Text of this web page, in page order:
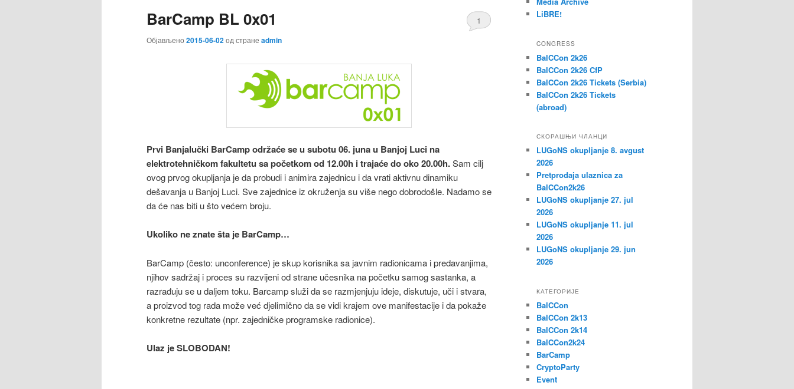
BarCamp BL 0x01
Објављено 2015-06-02од стране admin
1
Prvi Banjalučki BarCamp održaće se u subotu 06. juna u Banjoj Luci na
elektrotehničkom fakultetu sa početkom od 12.00h i trajaće do oko 20.00h.Sam cilj
ovog prvog okupljanja je da probudi i animira zajednicu i da vrati aktivnu dinamiku
dešavanja u Banjoj Luci. Sve zajednice iz okruženja su više nego dobrodošle. Nadamo se
da će nas biti u što većem broju.
Ukoliko ne znate šta je BarCamp…
BarCamp (često: unconference) je skup korisnika sa javnim radionicama i predavanjima,
njihov sadržaj i proces su razvijeni od strane učesnika na početku samog sastanka, a
razrađuju se u daljem toku. Barcamp služi da se razmjenjuju ideje, diskutuje, uči i stvara,
a proizvod tog rada može već djelimično da se vidi krajem ove manifestacije i da pokaže
konkretne rezultate (npr. zajedničke programske radionice).
Ulaz je SLOBODAN!
LiBRE!
CONGRESS
BalCCon 2k26
BalCCon 2k26 CfP
BalCCon 2k26 Tickets (Serbia)
BalCCon 2k26 Tickets
(abroad)
СКОРАШЊИ ЧЛАНЦИ
LUGoNS okupljanje 8. avgust
2026
Pretprodaja ulaznica za
BalCCon2k26
LUGoNS okupljanje 27. jul
2026
LUGoNS okupljanje 11. jul
2026
LUGoNS okupljanje 29. jun
2026
КАТЕГОРИЈЕ
BalCCon
BalCCon 2k13
BalCCon 2k14
BalCCon2k24
BarCamp
CryptoParty
Event